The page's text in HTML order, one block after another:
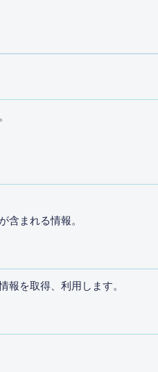
含まれる情報。
を取得、利用します。